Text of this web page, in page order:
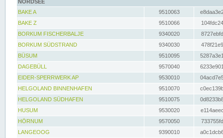
NORDSEE
BAKE A
9510063
BAKE Z
9510066
BORKUM FISCHERBALJE
9340020
BORKUM SÜDSTRAND
9340030
BÜSUM
9510095
DAGEBÜLL
9570040
EIDER-SPERRWERK AP
9530010
HELGOLAND BINNENHAFEN
9510070
HELGOLAND SÜDHAFEN
9510075
HUSUM
9530020
HÖRNUM
9570050
LANGEOOG
9390010